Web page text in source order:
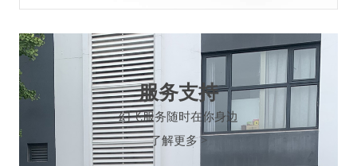
服务支持
幻飞服务随时在你身边
了解更多 >